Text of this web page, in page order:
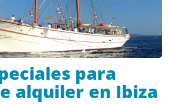
para
alquiler en Ibiza